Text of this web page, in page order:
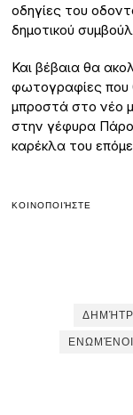
οδηγίες του
δημοτικού
Και βέβαια θα
φωτογραφίες που
μπροστά στο νέο
στην γέφυρα
καρέκλα του
ΚΟΙΝΟΠΟΙΉΣΤΕ